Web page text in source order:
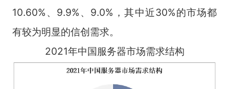
10.60%、9.9%、9.0%，其中近30%的市场都
有较为明显的信创需求。
2021年中国服务器市场需求结构